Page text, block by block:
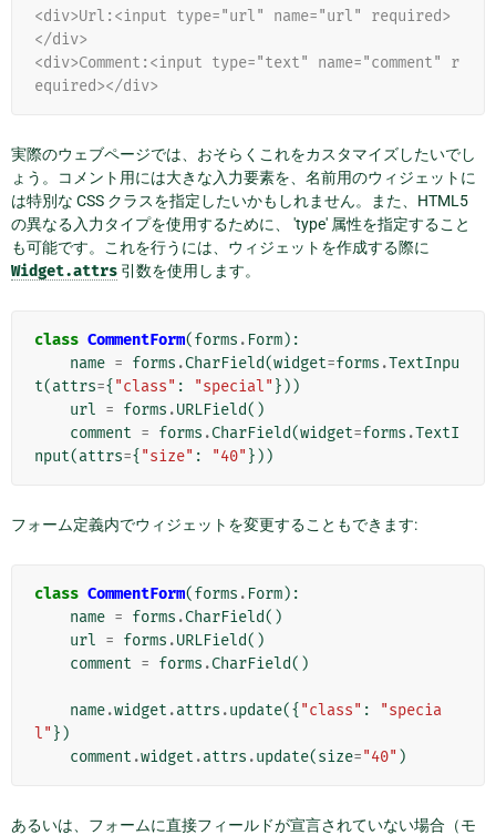
<div>Url:<input type="url" name="url" required>
</div>
<div>Comment:<input type="text" name="comment" r
equired></div>
実際のウェブページでは、おそらくこれをカスタマイズしたいでし
ょう。コメント用には大きな入力要素を、名前用のウィジェットに
は特別な CSS クラスを指定したいかもしれません。また、HTML5
の異なる入力タイプを使用するために、 'type' 属性を指定すること
も可能です。これを行うには、ウィジェットを作成する際に
Widget.attrs 引数を使用します。
class CommentForm(forms . Form):
name = forms .CharField(widget=forms .TextInpu
t(attrs={ "class" : "special" }))
url = forms .URLField()
comment = forms .CharField(widget=forms .TextI
nput(attrs={ "size" : "40" }))
フォーム定義内でウィジェットを変更することもできます:
class CommentForm(forms . Form):
name = forms .CharField()
url = forms .URLField()
comment = forms .CharField()
name.widget .attrs .update({ "class" :
"specia
l" })
comment .widget .attrs .update(size="40" )
あるいは、フォームに直接フィールドが宣言されていない場合（モ